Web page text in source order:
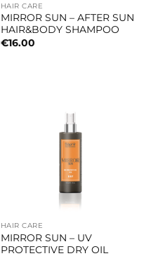
HAIR CARE
MIRROR SUN – AFTER SUN
HAIR&BODY SHAMPOO
€16.00
HAIR CARE
MIRROR SUN – UV
PROTECTIVE DRY OIL